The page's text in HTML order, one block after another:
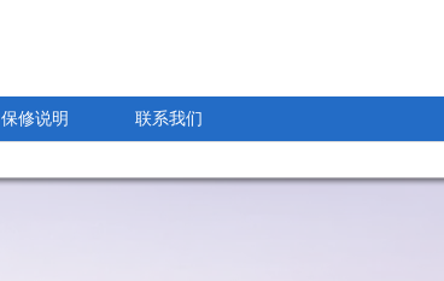
保修说明 联系我们